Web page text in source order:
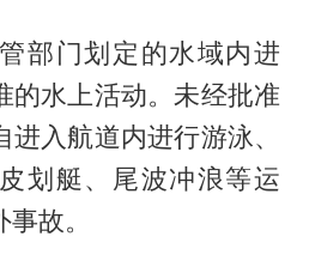
部门划定的水域内进
的水上活动。未经批准
入航道内进行游泳、
划艇、尾波冲浪等运
故。